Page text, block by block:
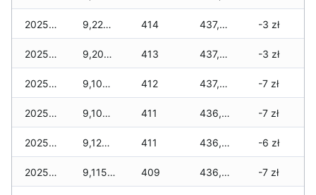
2025-12-20 9,225 zł 414 437,715 zł -3 zł
2025-12-19 9,205 zł 413 437,605 zł -3 zł
2025-12-18 9,100 zł 412 437,230 zł -7 zł
2025-12-17 9,100 zł 411 436,720 zł -7 zł
2025-12-16 9,120 zł 411 436,285 zł -6 zł
2025-12-15 9,115 zł 409 436,055 zł -7 zł